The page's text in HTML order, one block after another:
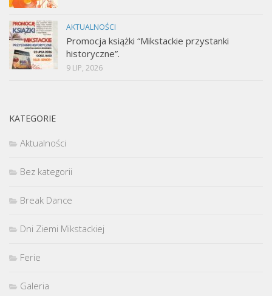
AKTUALNOŚCI
Promocja książki “Mikstackie przystanki
historyczne”.
9 LIP, 2026
KATEGORIE
Aktualności
Bez kategorii
Break Dance
Dni Ziemi Mikstackiej
Ferie
Galeria